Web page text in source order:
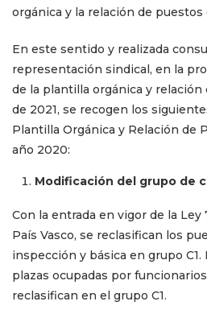
orgánica y la relación de puestos
En este sentido y realizada
representación sindical, en la
de la plantilla orgánica y
de 2021, se recogen los
Plantilla Orgánica y Relación de
año 2020:
Modificación del grupo de
Con la entrada en vigor de la Ley
País Vasco, se reclasifican los
inspección y básica en grupo C1.
plazas ocupadas por
reclasifican en el grupo C1.